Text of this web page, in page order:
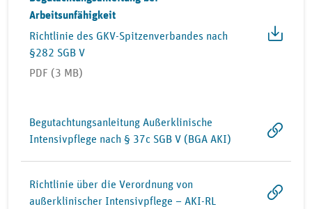
Arbeitsunfähigkeit
Richtlinie des GKV-Spitzenverbandes nach
§282 SGB V
PDF (3 MB)
Begutachtungsanleitung Außerklinische
Intensivpflege nach § 37c SGB V (BGA AKI)
Richtlinie über die Verordnung von
außerklinischer Intensivpflege – AKI-​RL